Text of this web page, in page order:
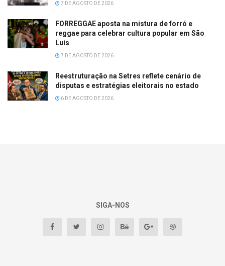
7 DE AGOSTO DE 2026
FORREGGAE aposta na mistura de forró e
reggae para celebrar cultura popular em São
Luís
7 DE AGOSTO DE 2026
Reestruturação na Setres reflete cenário de
disputas e estratégias eleitorais no estado
6 DE AGOSTO DE 2026
SIGA-NOS